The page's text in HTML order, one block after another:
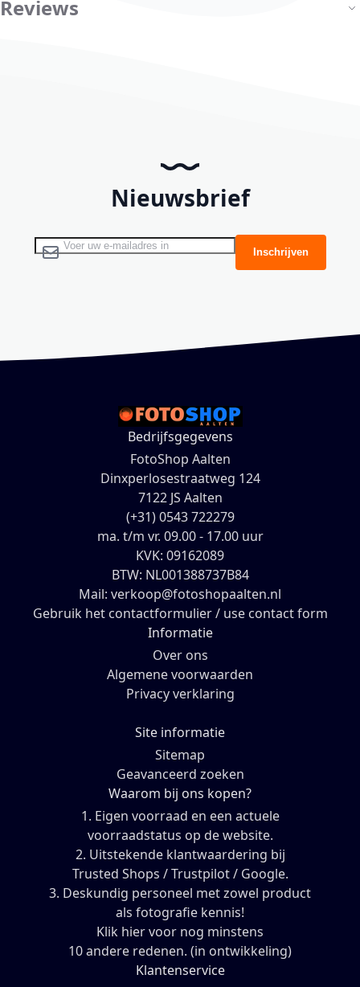
Reviews
Nieuwsbrief
Abonneer u op onze nieuwsbrief Inschrijven
Bedrijfsgegevens
FotoShop Aalten
Dinxperlosestraatweg 124
7122 JS Aalten
(+31) 0543 722279
ma. t/m vr. 09.00 - 17.00 uur
KVK: 09162089
BTW: NL001388737B84
Mail: verkoop@fotoshopaalten.nl
Gebruik het contactformulier / use contact form
Informatie
Over ons
Algemene voorwaarden
Privacy verklaring
Site informatie
Sitemap
Geavanceerd zoeken
Waarom bij ons kopen?
1. Eigen voorraad en een actuele
voorraadstatus op de website.
2. Uitstekende klantwaardering bij
Trusted Shops / Trustpilot / Google.
3. Deskundig personeel met zowel product
als fotografie kennis!
Klik hier voor nog minstens
10 andere redenen. (in ontwikkeling)
Klantenservice